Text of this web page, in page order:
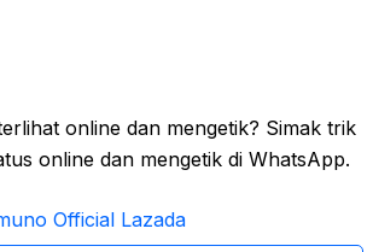
online dan mengetik? Simak trik
online dan mengetik di WhatsApp.
Official Lazada